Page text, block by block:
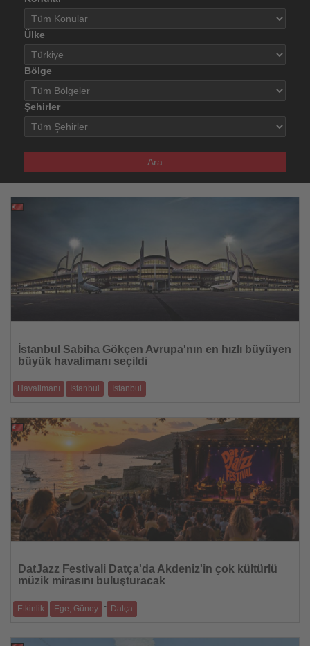
Ülke
Bölge
Şehirler
Ara
İstanbul Sabiha Gökçen Avrupa'nın en hızlı büyüyen
büyük havalimanı seçildi
Havalimanı İstanbul -
Istanbul
trafiğinde Avr
30.07.2026
DatJazz Festivali Datça'da Akdeniz'in çok kültürlü
müzik mirasını buluşturacak
Etkinlik Ege, Güney - Datça
Avrupa'dan caz sana